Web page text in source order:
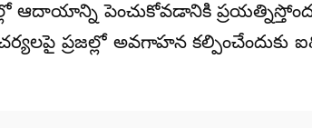
ఆదాయాన్ని పెంచుకోవడానికి
ప్రజల్లో అవగాహన కల్పించేందుకు